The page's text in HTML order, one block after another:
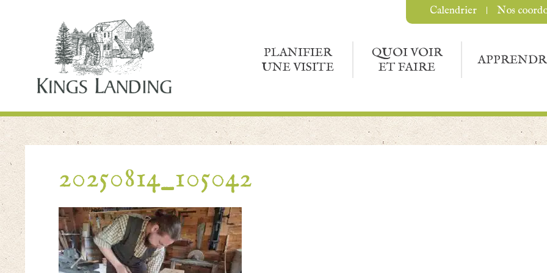
PLANIFIER
UNE VISITE
QUOI VOIR
ET FAIRE
Calendrier Nos
20250814_105042